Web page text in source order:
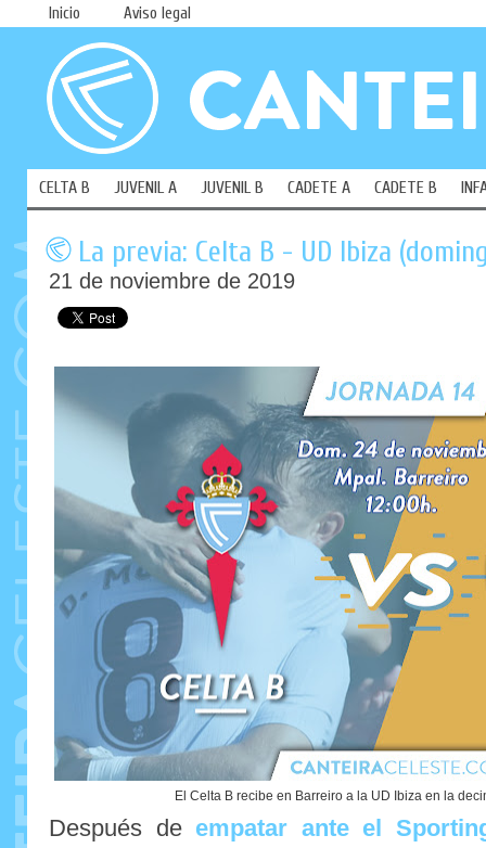
Inicio Aviso legal
CELTA B JUVENIL A JUVENIL B CADETE A CADETE B
La previa: Celta B - UD Ibiza
21 de noviembre de 2019
El Celta B recibe en Barreiro a la UD Ibiza en la
Después de empatar ante el